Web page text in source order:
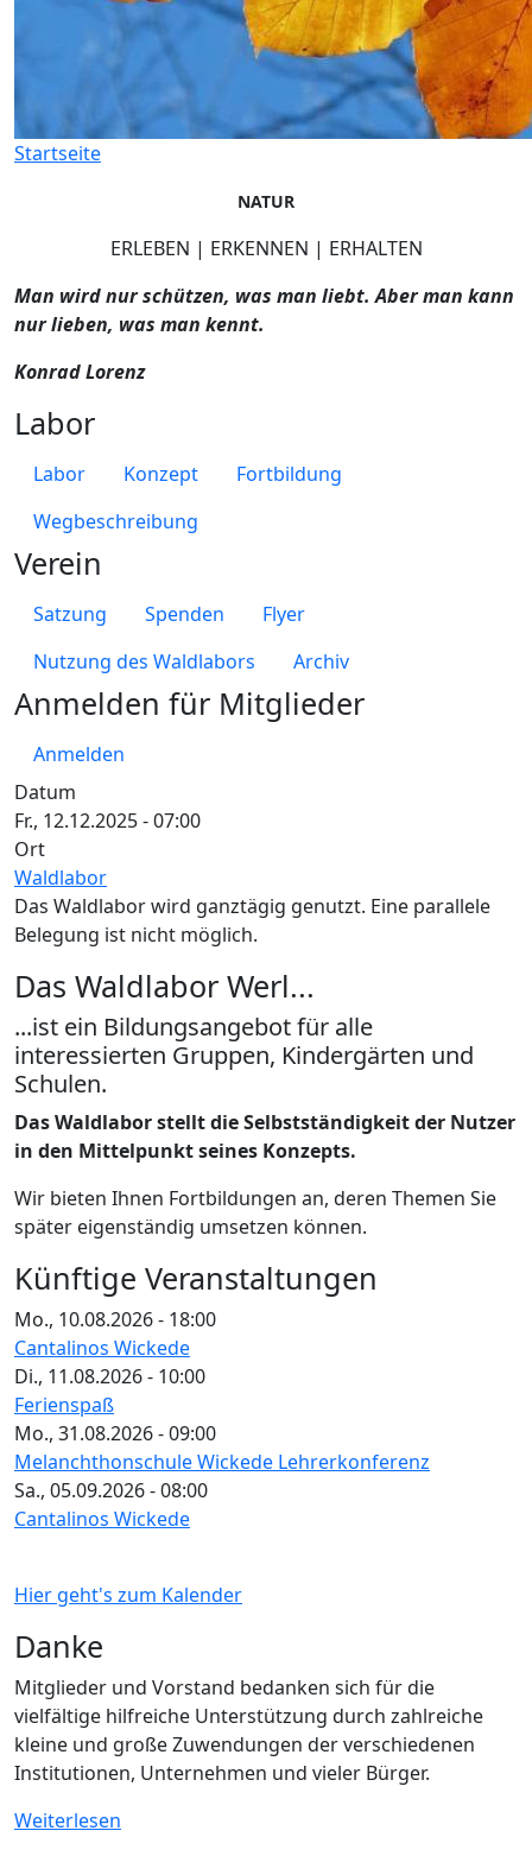
Startseite
Datum
Fr., 12.12.2025 - 07:00
Ort
Waldlabor
Das Waldlabor wird ganztägig genutzt. Eine parallele
Belegung ist nicht möglich.
NATUR
ERLEBEN | ERKENNEN | ERHALTEN
Man wird nur schützen, was man liebt. Aber man kann
nur lieben, was man kennt.
Konrad Lorenz
Labor
Labor Konzept
Fortbildung
Wegbeschreibung
Verein
Satzung Spenden
Flyer
Nutzung des Waldlabors
Archiv
Anmelden für Mitglieder
Anmelden
Das Waldlabor Werl...
...ist ein Bildungsangebot für alle
interessierten Gruppen, Kindergärten und
Schulen.
Das Waldlabor stellt die Selbstständigkeit der Nutzer
in den Mittelpunkt seines Konzepts.
Wir bieten Ihnen Fortbildungen an, deren Themen Sie
später eigenständig umsetzen können.
Künftige Veranstaltungen
Mo., 10.08.2026 - 18:00
Cantalinos Wickede
Di., 11.08.2026 - 10:00
Ferienspaß
Mo., 31.08.2026 - 09:00
Melanchthonschule Wickede Lehrerkonferenz
Sa., 05.09.2026 - 08:00
Cantalinos Wickede
Hier geht's zum Kalender
Danke
Mitglieder und Vorstand bedanken sich für die
vielfältige hilfreiche Unterstützung durch zahlreiche
kleine und große Zuwendungen der verschiedenen
Institutionen, Unternehmen und vieler Bürger.
Weiterlesen